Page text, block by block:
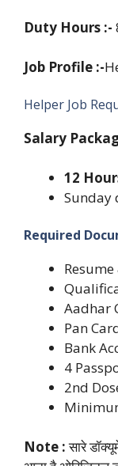
Duty Hours :-
Job Profile :-
Helper Job
Salary
12
Sunday
Required
Aadhar
Pan
Bank
4
2nd
Note :सारे